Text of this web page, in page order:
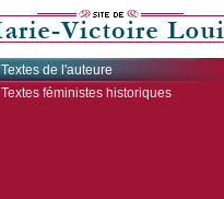
Textes de l'auteure
Textes féministes historiques